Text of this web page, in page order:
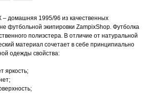
домашняя 1995/96 из качественных
футбольной экипировки ZampixShop. Футболка
полиэстера. В отличие от натуральной
материал сочетает в себе принципиально
одежды свойства:
яркость;